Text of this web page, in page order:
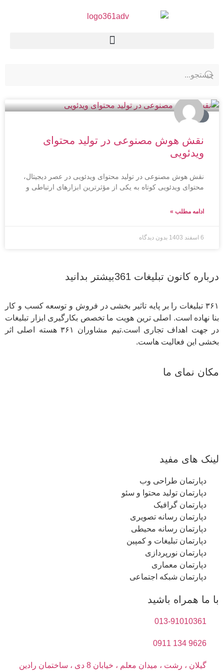
تبلیغات
نقش هوش مصنوعی در تولید محتوای
ویدئویی
نقش هوش مصنوعی در تولید محتوای ویدئویی در عصر دیجیتال،
محتوای ویدئویی کوتاه به یکی از مؤثرترین ابزارهای ارتباطی و
ادامه مطلب »
6 اسفند 1403 بدون دیدگاه
درباره کانون تبلیغات 361بیشتر بدانید
۳۶۱ تبلیغات را بر پایه تاثیر بخشی در فروش و توسعه کسب و کار
بنا نهاده است. اصلی ترین هویت ما تخصص بکارگیری ابزار تبلیغات
در جهت اهداف تجاری است.تیم مشاوران ۳۶۱ هسته اصلی اثر
بخشی این فعالیت هاست.
مکان نمای ما
لینک های مفید
دپارتمان طراحی وب
دپارتمان تولید محتوا و سئو
دپارتمان گرافیک
دپارتمان رسانه تصویری
دپارتمان رسانه محیطی
دپارتمان تبلیغات و کمپین
دپارتمان نورپردازی
دپارتمان معماری
دپارتمان شبکه اجتماعی
با ما همراه باشید
013-91010361
9626 134 0911
گیلان ، رشت ، میدان معلم ، خیابان 8 دی ، ساختمان رادین